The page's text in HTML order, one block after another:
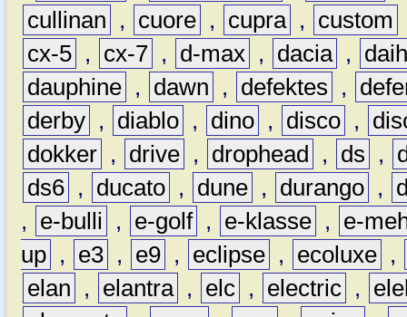
cullinan
, cuore , cupra , custom
cx-5 , cx-7 , d-max , dacia ,
dauphine , dawn , defektes ,
derby , diablo , dino , disco ,
dokker , drive , drophead , ds ,
ds6 , ducato , dune , durango ,
,
e-bulli , e-golf , e-klasse ,
e-
up , e3 , e9 , eclipse , ecoluxe ,
elan
, elantra , elc , electric ,